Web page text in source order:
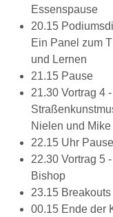
Essenspause
20.15
Ein Panel zum
und Lernen
21.15 Pause
21.30 Vortrag 4
Nielen und
22.15 Uhr Pause
22.30 Vortrag 5
Bishop
23.15
00.15 Ende der